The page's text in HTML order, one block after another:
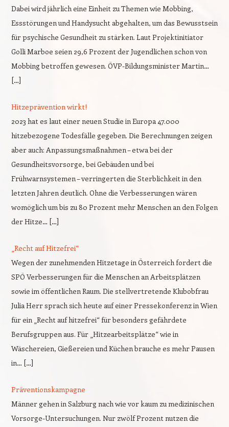
Dabei wird jährlich eine Einheit zu Themen wie Mobbing,
Essstörungen und Handysucht abgehalten, um das Bewusstsein
für psychische Gesundheit zu stärken. Laut Projektinitiator
Golli Marboe seien 29,6 Prozent der Jugendlichen schon von
Mobbing betroffen gewesen. ÖVP-Bildungsminister Martin…
[…]
Hitzeprävention wirkt!
2023 hat es laut einer neuen Studie in Europa 47.000
hitzebezogene Todesfälle gegeben. Die Berechnungen zeigen
aber auch: Anpassungsmaßnahmen – etwa bei der
Gesundheitsvorsorge, bei Gebäuden und bei
Frühwarnsystemen – verringerten die Sterblichkeit in den
letzten Jahren deutlich. Ohne die Verbesserungen wären
womöglich um bis zu 80 Prozent mehr Menschen an den Folgen
der Hitze… […]
„Recht auf Hitzefrei“
Wegen der zunehmenden Hitzetage in Österreich fordert die
SPÖ Verbesserungen für die Menschen an Arbeitsplätzen
sowie im öffentlichen Raum. Die stellvertretende Klubobfrau
Julia Herr sprach sich heute auf einer Pressekonferenz in Wien
für ein „Recht auf hitzefrei“ für besonders gefährdete
Berufsgruppen aus. Für „Hitzearbeitsplätze“ wie in
Wäschereien, Gießereien und Küchen brauche es mehr Pausen
in… […]
Präventionskampagne
Männer gehen in Salzburg nach wie vor kaum zu medizinischen
Vorsorge-Untersuchungen. Nur zwölf Prozent nutzen die